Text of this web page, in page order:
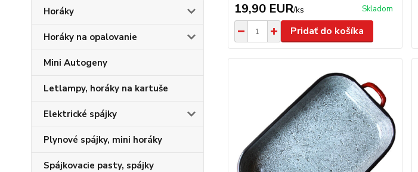
Horáky
Horáky na opalovanie
Mini Autogeny
Letlampy, horáky na kartuše
Elektrické spájky
Plynové spájky, mini horáky
Spájkovacie pasty, spájky
19,90 EUR/ks Skladom
Pridať do košíka